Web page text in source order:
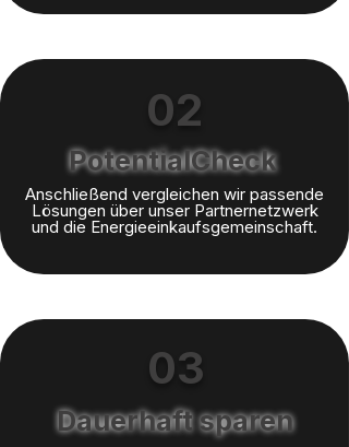
02
PotentialCheck
Anschließend vergleichen wir passende
Lösungen über unser Partnernetzwerk
und die Energieeinkaufsgemeinschaft.
03
Dauerhaft sparen